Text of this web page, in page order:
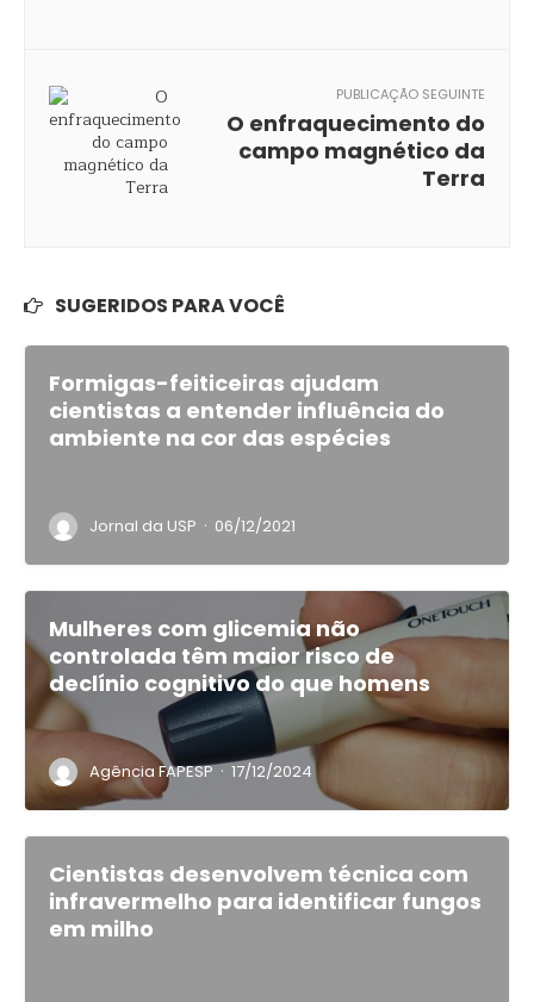
PUBLICAÇÃO SEGUINTE
O enfraquecimento do
campo magnético da
Terra
SUGERIDOS PARA VOCÊ
Formigas-feiticeiras ajudam
cientistas a entender influência do
ambiente na cor das espécies
Jornal da USP · 06/12/2021
Mulheres com glicemia não
controlada têm maior risco de
declínio cognitivo do que homens
Agência FAPESP · 17/12/2024
Cientistas desenvolvem técnica com
infravermelho para identificar fungos
em milho